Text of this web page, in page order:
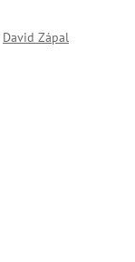
David Zápal